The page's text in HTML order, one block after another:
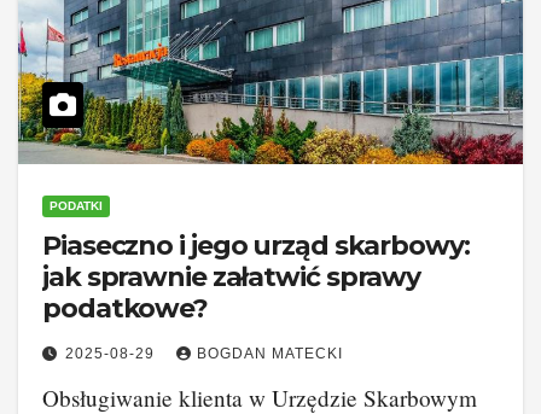
PODATKI
Piaseczno i jego urząd skarbowy:
jak sprawnie załatwić sprawy
podatkowe?
2025-08-29 BOGDAN MATECKI
Obsługiwanie klienta w Urzędzie Skarbowym